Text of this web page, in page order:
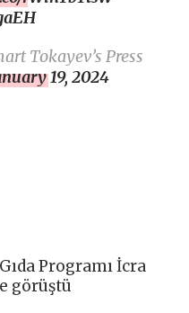
Tokayev’s Press
19, 2024
Programı İcra
görüştü